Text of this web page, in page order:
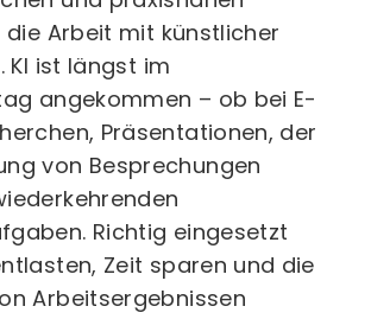
die Arbeit mit künstlicher
KI ist längst im
angekommen – ob bei E-
Präsentationen, der
von Besprechungen
Richtig eingesetzt
Zeit sparen und die
Arbeitsergebnissen